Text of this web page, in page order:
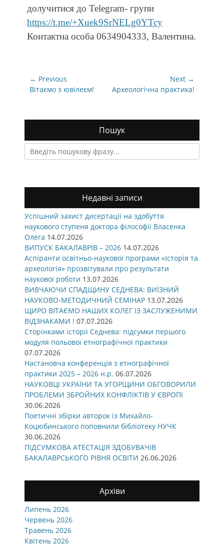
долучитися до Telegram- групи
https://t.me/+Xuek9SrNELg0YTcy
Контактна особа 0634904333, Валентина.
Навігація
записів
← Previous
Previous
Вітаємо з ювілеєм!
Next →
Next
Археологічна практика!
Пошук
Search
for:
Недавні записи
Успішний захист дисертації на здобуття
наукового ступеня доктора філософії Власенка
Олега 14.07.2026
ВИПУСК БАКАЛАВРІВ – 2026 14.07.2026
Аспіранти освітньо-наукової програми «Історія та
археологія» прозвітували про результати
наукової роботи 13.07.2026
ВИВЧАЮЧИ СПАДЩИНУ СЕДНЕВА: ВИЇЗНИЙ
НАУКОВО-МЕТОДИЧНИЙ СЕМІНАР 13.07.2026
ЩИРО ВІТАЄМО НАШИХ КОЛЕГ ІЗ ЗАСЛУЖЕНИМИ
ВІДЗНАКАМИ ! 07.07.2026
Сторінками історії Седнева: підсумки першого
модуля польової етнографічної практики
07.07.2026
Настановча конференція з етнографічної
практики 2025 – 2026 н.р. 06.07.2026
НАУКОВЦІ УКРАЇНИ ТА УГОРЩИНИ ОБГОВОРИЛИ
ПРОБЛЕМИ ЗБРОЙНИХ КОНФЛІКТІВ У ЄВРОПІ
30.06.2026
Поетичні збірки авторок із Михайло-
Коцюбинського поповнили бібліотеку НУЧК
30.06.2026
ПІДСУМКОВА АТЕСТАЦІЯ ЗДОБУВАЧІВ
БАКАЛАВРСЬКОГО РІВНЯ ОСВІТИ 26.06.2026
Архіви
Липень 2026
Червень 2026
Травень 2026
Квітень 2026